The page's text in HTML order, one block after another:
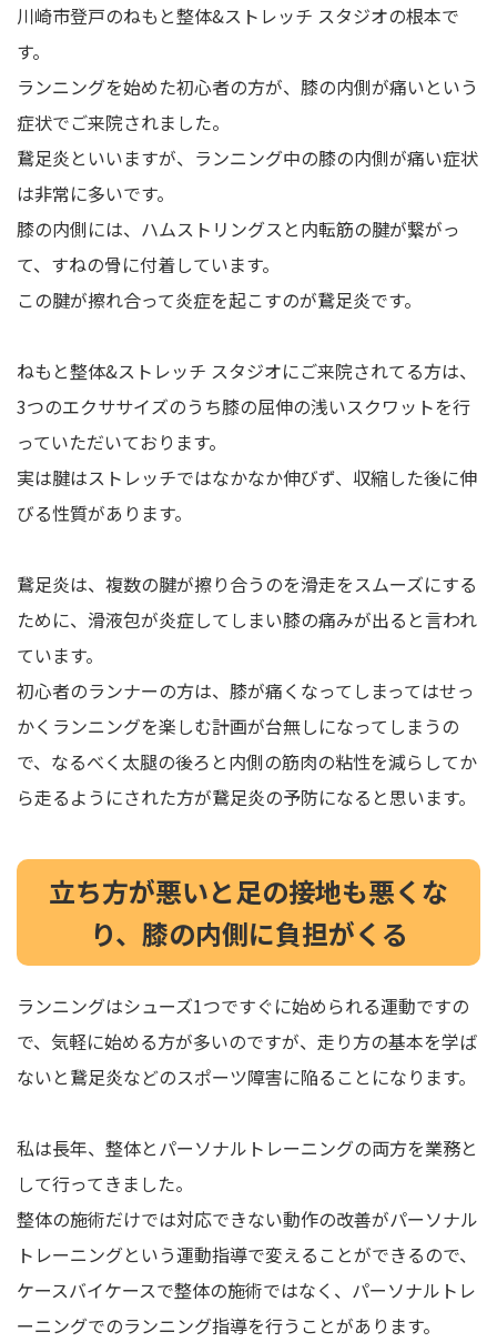
川崎市登戸のねもと整体&ストレッチ スタジオの根本で
す。
ランニングを始めた初心者の方が、膝の内側が痛いという
症状でご来院されました。
鵞足炎といいますが、ランニング中の膝の内側が痛い症状
は非常に多いです。
膝の内側には、ハムストリングスと内転筋の腱が繋がっ
て、すねの骨に付着しています。
この腱が擦れ合って炎症を起こすのが鵞足炎です。
ねもと整体&ストレッチ スタジオにご来院されてる方は、
3つのエクササイズのうち膝の屈伸の浅いスクワットを行
っていただいております。
実は腱はストレッチではなかなか伸びず、収縮した後に伸
びる性質があります。
鵞足炎は、複数の腱が擦り合うのを滑走をスムーズにする
ために、滑液包が炎症してしまい膝の痛みが出ると言われ
ています。
初心者のランナーの方は、膝が痛くなってしまってはせっ
かくランニングを楽しむ計画が台無しになってしまうの
で、なるべく太腿の後ろと内側の筋肉の粘性を減らしてか
ら走るようにされた方が鵞足炎の予防になると思います。
立ち方が悪いと足の接地も悪くな
り、膝の内側に負担がくる
ランニングはシューズ1つですぐに始められる運動ですの
で、気軽に始める方が多いのですが、走り方の基本を学ば
ないと鵞足炎などのスポーツ障害に陥ることになります。
私は長年、整体とパーソナルトレーニングの両方を業務と
して行ってきました。
整体の施術だけでは対応できない動作の改善がパーソナル
トレーニングという運動指導で変えることができるので、
ケースバイケースで整体の施術ではなく、パーソナルトレ
ーニングでのランニング指導を行うことがあります。